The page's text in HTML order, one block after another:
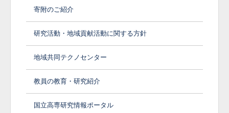
寄附のご紹介
研究活動・地域貢献活動に関する方針
地域共同テクノセンター
教員の教育・研究紹介
国立高専研究情報ポータル